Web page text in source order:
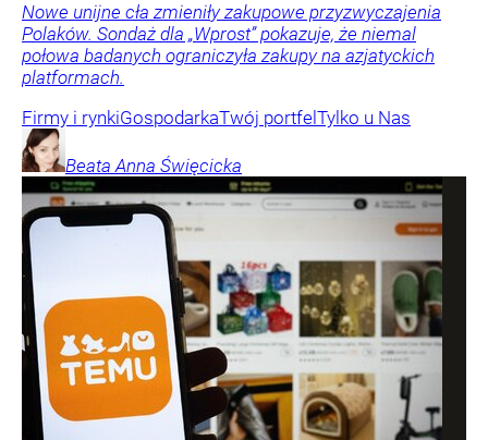
Nowe unijne cła zmieniły zakupowe przyzwyczajenia
Polaków. Sondaż dla „Wprost” pokazuje, że niemal
połowa badanych ograniczyła zakupy na azjatyckich
platformach.
Firmy i rynkiGospodarkaTwój portfel Tylko u Nas
Beata Anna Święcicka